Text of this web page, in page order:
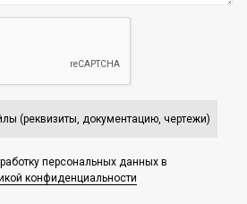
(реквизиты, документацию, чертежи)
персональных данных в
конфиденциальности